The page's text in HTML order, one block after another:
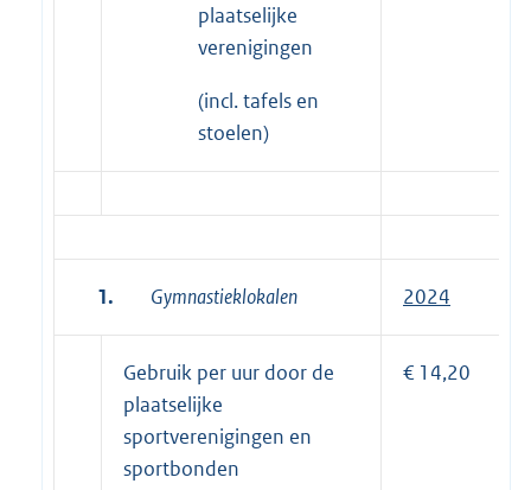
plaatselijke
verenigingen
(incl. tafels en
stoelen)
1. Gymnastieklokalen 2024
Gebruik per uur door de
plaatselijke
sportverenigingen en
sportbonden
€ 14,20